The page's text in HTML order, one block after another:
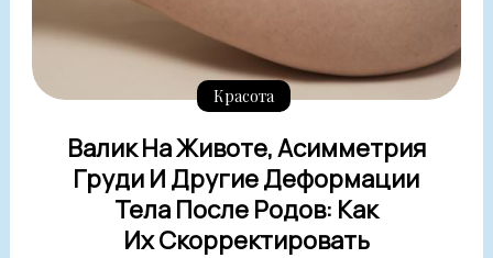
Красота
Валик На Животе, Асимметрия
Груди И Другие Деформации
Тела После Родов: Как
Их Скорректировать